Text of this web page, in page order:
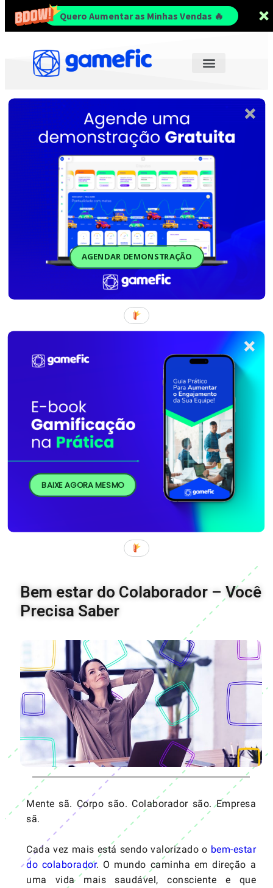
Quero Aumentar as Minhas Vendas 🔥
AGENDAR DEMONSTRAÇÃO
BAIXE AGORA MESMO
Bem estar do Colaborador – Você
Precisa Saber
Mente sã. Corpo são. Colaborador são. Empresa
sã.
Cada vez mais está sendo valorizado o bem-estar
do colaborador. O mundo caminha em direção a
uma vida mais saudável, consciente e que